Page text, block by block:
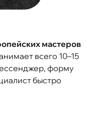
мастеров
всего 10–15
форму
быстро